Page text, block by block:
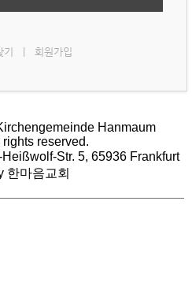
회원가입
Hanmaum
reserved.
Str. 5, 65936 Frankfurt
한마음교회